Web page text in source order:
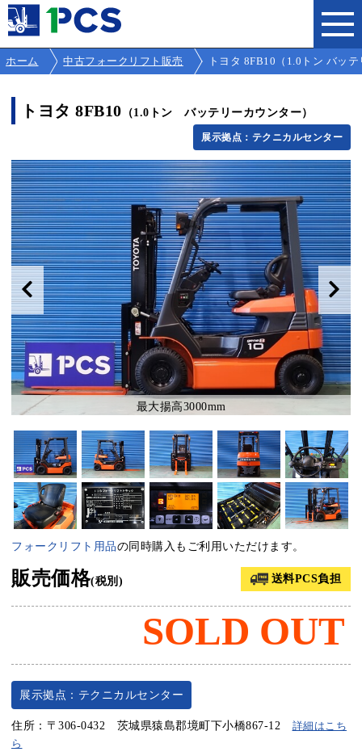
ホーム 中古フォークリフト販売 トヨタ 8FB10（1.0トン バッ
トヨタ 8FB10 （1.0トン バッテリーカウンター）
展示拠点：テクニカルセンター
最大揚高3000mm
フォークリフト用品の同時購入もご利用いただけます。
展示拠点：テクニカルセンター
住所：〒306-0432 茨城県猿島郡境町下小橋867-12 詳細はこち
ら
販売価格(税別) 送料PCS負担
SOLD OUT